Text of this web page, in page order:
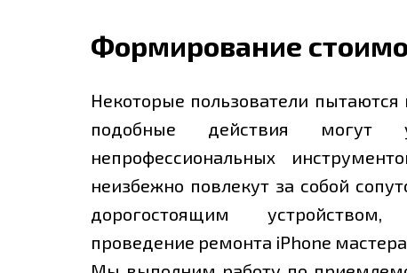
Формирование
Некоторые пользователи
подобные действия могут
непрофессиональных
неизбежно повлекут за собой
дорогостоящим
проведение ремонта iРhone